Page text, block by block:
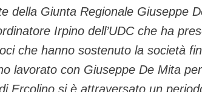
della Giunta Regionale Giuseppe
Irpino dell’UDC che ha
che hanno sostenuto la società
lavorato con Giuseppe De Mita
Ercolino si è attraversato un